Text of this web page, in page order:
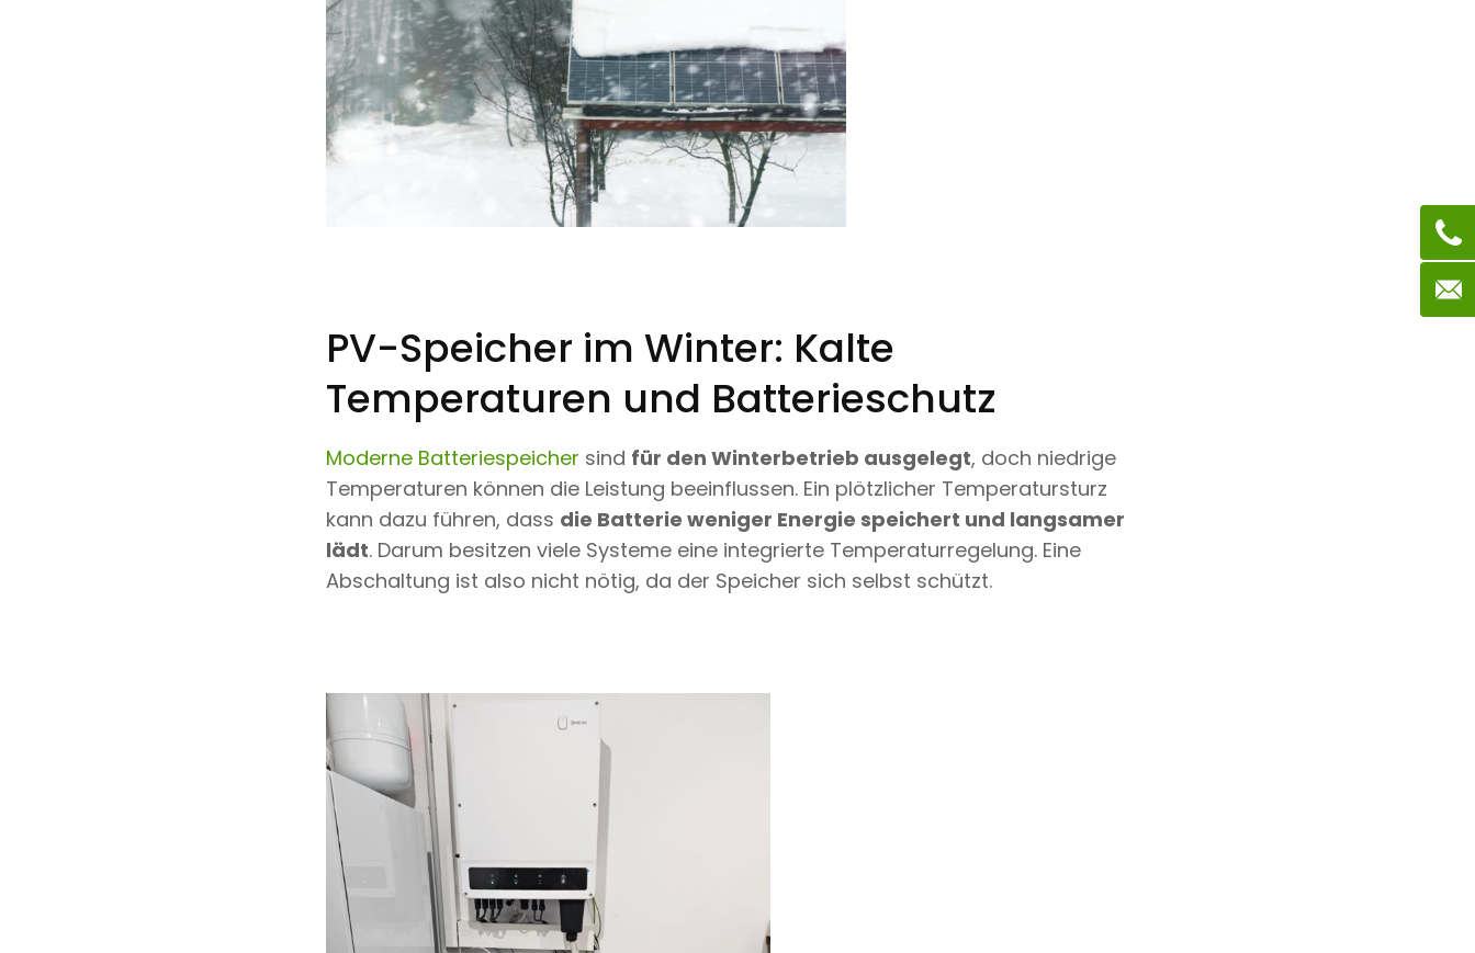
PV-Speicher im Winter: Kalte
Temperaturen und Batterieschutz
Moderne Batteriespeicher sind für den Winterbetrieb ausgelegt, doch niedrige
Temperaturen können die Leistung beeinflussen. Ein plötzlicher Temperatursturz
kann dazu führen, dass die Batterie weniger Energie speichert und langsamer
lädt. Darum besitzen viele Systeme eine integrierte Temperaturregelung. Eine
Abschaltung ist also nicht nötig, da der Speicher sich selbst schützt.